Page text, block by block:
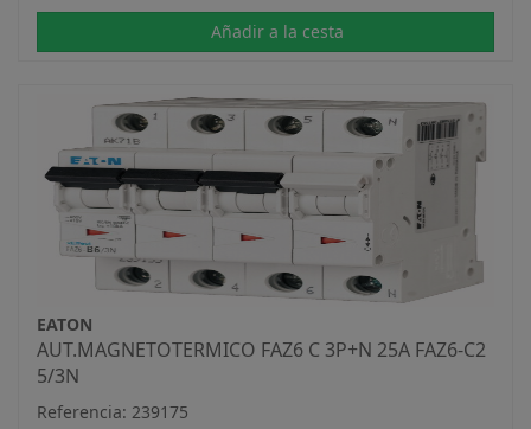
Añadir a la cesta
EATON
AUT.MAGNETOTERMICO FAZ6 C 3P+N 25A FAZ6-C2
5/3N
Referencia: 239175